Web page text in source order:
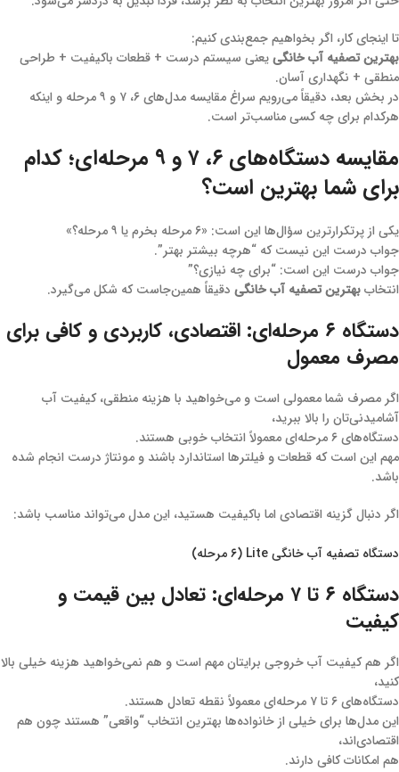
تا اینجای کار، اگر بخواهیم جمع‌بندی کنیم:
بهترین تصفیه آب خانگییعنی سیستم درست + قطعات باکیفیت + طراحی
منطقی + نگهداری آسان.
در بخش بعد، دقیقاً می‌رویم سراغ مقایسه مدل‌های ۶، ۷ و ۹ مرحله و اینکه
هرکدام برای چه کسی مناسب‌تر است.
مقایسه دستگاه‌های ۶، ۷ و ۹ مرحله‌ای؛ کدام
برای شما بهترین است؟
یکی از پرتکرارترین سؤال‌ها این است: «۶ مرحله بخرم یا ۹ مرحله؟»
جواب درست این نیست که “هرچه بیشتر بهتر”.
جواب درست این است: “برای چه نیازی؟”
انتخاببهترین تصفیه آب خانگی دقیقاً همین‌جاست که شکل می‌گیرد.
دستگاه ۶ مرحله‌ای: اقتصادی، کاربردی و کافی برای
مصرف معمول
اگر مصرف شما معمولی است و می‌خواهید با هزینه منطقی، کیفیت آب
آشامیدنی‌تان را بالا ببرید،
دستگاه‌های ۶ مرحله‌ای معمولاً انتخاب خوبی هستند.
مهم این است که قطعات و فیلترها استاندارد باشند و مونتاژ درست انجام شده
باشد.
اگر دنبال گزینه اقتصادی اما باکیفیت هستید، این مدل می‌تواند مناسب باشد:
دستگاه تصفیه آب خانگی Lite (۶ مرحله)
دستگاه ۶ تا ۷ مرحله‌ای: تعادل بین قیمت و
کیفیت
اگر هم کیفیت آب خروجی برایتان مهم است و هم نمی‌خواهید هزینه خیلی بالا
کنید،
دستگاه‌های ۶ تا ۷ مرحله‌ای معمولاً نقطه تعادل هستند.
این مدل‌ها برای خیلی از خانواده‌ها بهترین انتخاب “واقعی” هستند چون هم
اقتصادی‌اند،
هم امکانات کافی دارند.